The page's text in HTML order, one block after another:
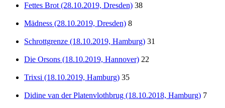
Fettes Brot (28.10.2019, Dresden) 38
Mädness (28.10.2019, Dresden) 8
Schrottgrenze (18.10.2019, Hamburg) 31
Die Orsons (18.10.2019, Hannover) 22
Trixsi (18.10.2019, Hamburg) 35
Didine van der Platenvlothbrug (18.10.2018, Hamburg) 7